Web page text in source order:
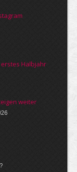
Halbjahr
weiter